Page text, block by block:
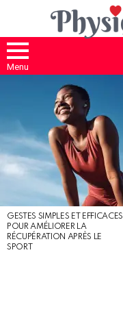
Menu
GESTES SIMPLES ET EFFICACES
POUR AMÉLIORER LA
RÉCUPÉRATION APRÈS LE
SPORT